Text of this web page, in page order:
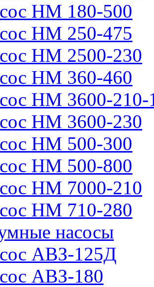
НМ 180-500
НМ 250-475
НМ 2500-230
НМ 360-460
НМ 3600-210-
НМ 3600-230
НМ 500-300
НМ 500-800
НМ 7000-210
НМ 710-280
насосы
АВЗ-125Д
АВЗ-180